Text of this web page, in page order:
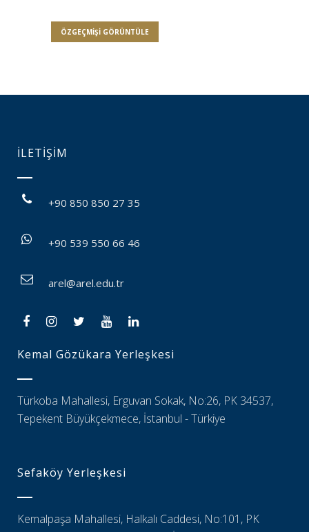
ÖZGEÇMIŞI GÖRÜNTÜLE
İLETİŞİM
+90 850 850 27 35
+90 539 550 66 46
arel@arel.edu.tr
Kemal Gözükara Yerleşkesi
Türkoba Mahallesi, Erguvan Sokak, No:26, PK 34537,
Tepekent Büyükçekmece, İstanbul - Türkiye
Sefaköy Yerleşkesi
Kemalpaşa Mahallesi, Halkalı Caddesi, No:101, PK